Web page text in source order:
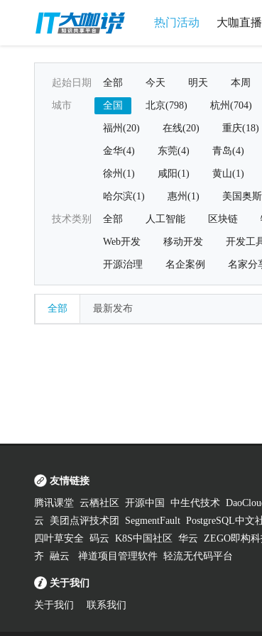
热门活动 大咖直播
起始日期 全部 今天 明天 本周
城市 全国 北京(798) 杭州(704)
福州(20) 在线(20) 重庆(18)
金华(4) 东莞(4) 青岛(4)
徐州(1) 咸阳(1) 黄山(1)
哈尔滨(1) 惠州(1) 美国奥
技术类别 全部 人工智能 区块链
Web开发 移动开发 开发工
开源治理 名企案例 名家分
全部 最新发布
友情链接
腾讯课堂 云栖社区 开源中国 中生代技术
云
美团点评技术团 SegmentFault PostgreSQL中文
四叶草安全 码云 K8S中国社区 华云 ZEGO即构
齐 融云 禅道项目管理软件 轻流无代码平台
关于我们
关于我们 联系我们